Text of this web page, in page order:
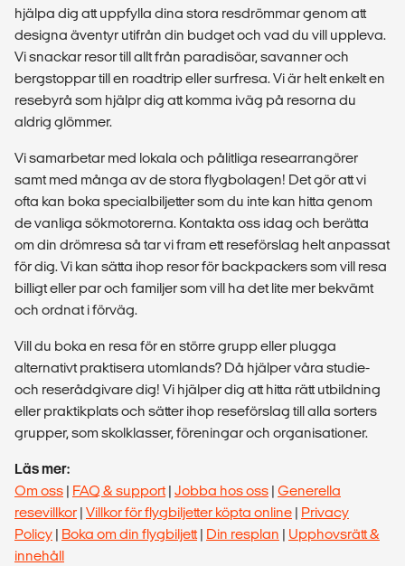
hjälpa dig att uppfylla dina stora resdrömmar genom att
designa äventyr utifrån din budget och vad du vill uppleva.
Vi snackar resor till allt från paradisöar, savanner och
bergstoppar till en roadtrip eller surfresa. Vi är helt enkelt en
resebyrå som hjälpr dig att komma iväg på resorna du
aldrig glömmer.
Vi samarbetar med lokala och pålitliga researrangörer
samt med många av de stora flygbolagen! Det gör att vi
ofta kan boka specialbiljetter som du inte kan hitta genom
de vanliga sökmotorerna. Kontakta oss idag och berätta
om din drömresa så tar vi fram ett reseförslag helt anpassat
för dig. Vi kan sätta ihop resor för backpackers som vill resa
billigt eller par och familjer som vill ha det lite mer bekvämt
och ordnat i förväg.
Vill du boka en resa för en större grupp eller plugga
alternativt praktisera utomlands? Då hjälper våra studie-
och reserådgivare dig! Vi hjälper dig att hitta rätt utbildning
eller praktikplats och sätter ihop reseförslag till alla sorters
grupper, som skolklasser, föreningar och organisationer.
Läs mer:
Om oss | FAQ & support| Jobba hos oss | Generella
resevillkor | Villkor för flygbiljetter köpta online | Privacy
Policy | Boka om din flygbiljett| Din resplan | Upphovsrätt &
innehåll